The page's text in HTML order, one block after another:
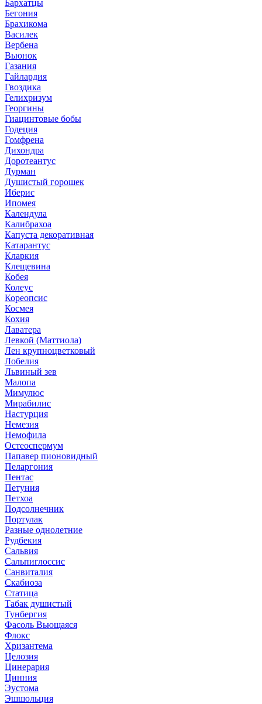
Бархатцы
Бегония
Брахикома
Василек
Вербена
Вьюнок
Газания
Гайлардия
Гвоздика
Гелихризум
Георгины
Гиацинтовые бобы
Годеция
Гомфрена
Дихондра
Доротеантус
Дурман
Душистый горошек
Иберис
Ипомея
Календула
Калибрахоа
Капуста декоративная
Катарантус
Кларкия
Клещевина
Кобея
Колеус
Кореопсис
Космея
Кохия
Лаватера
Левкой (Маттиола)
Лен крупноцветковый
Лобелия
Львиный зев
Малопа
Мимулюс
Мирабилис
Настурция
Немезия
Немофила
Остеоспермум
Папавер пионовидный
Пеларгония
Пентас
Петуния
Петхоа
Подсолнечник
Портулак
Разные однолетние
Рудбекия
Сальвия
Сальпиглоссис
Санвиталия
Скабиоза
Статица
Табак душистый
Тунбергия
Фасоль Вьющаяся
Флокс
Хризантема
Целозия
Цинерария
Цинния
Эустома
Эшшольция